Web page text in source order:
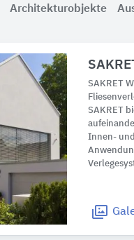
Architekturobjekte
SAKRET
SAKRET
Innen-